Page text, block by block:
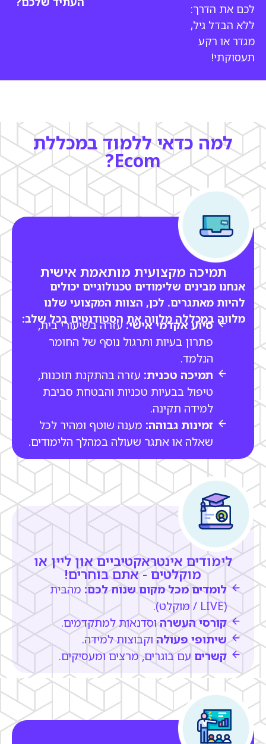
לכם את הדרך:
ללא הבדל גיל,
מגדר או רקע
תעסוקתי!
למה כדאי ללמוד במכללת
Ecom?
תמיכה מקצועית מותאמת אישית
אנחנו מבינים שלימודים טכנולוגיים יכולים
להיות מאתגרים. לכן, הצוות המקצועי שלנו
מלווה במכללה מלווה את הסטודנטים בכל שלב:סיוע אקדמי אישי: עזרה בשיעורי בית,
פתרון בעיות ותרגול נוסף של החומר
הנלמד.
תמיכה טכנית: עזרה בהתקנת תוכנות,
טיפול בבעיות טכניות והבטחת סביבת
למידה תקינה.
זמינות גבוהה: מענה שוטף ומהיר לכל
שאלה או אתגר שעולה במהלך הלימודים.
לימודים אינטראקטיביים און ליין או
מוקלטים - אתם בוחרים!
לומדים מכל מקום שנוח לכם: מהבית
(LIVE / מוקלט).
קורסי העשרה וסדנאות למתקדמים.
שיתופי פעולה וקבוצות למידה.
קשרים עם בוגרים, מרצים ומעסיקים.